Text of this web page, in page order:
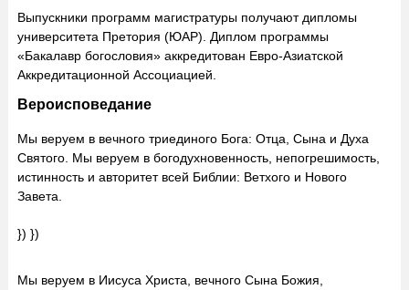
Выпускники программ магистратуры получают дипломы
университета Претория (ЮАР). Диплом программы
«Бакалавр богословия» аккредитован Евро-Азиатской
Аккредитационной Ассоциацией.
Вероисповедание
Мы веруем в вечного триединого Бога: Отца, Сына и Духа
Святого. Мы веруем в богодухновенность, непогрешимость,
истинность и авторитет всей Библии: Ветхого и Нового
Завета.
}) })
Мы веруем в Иисуса Христа, вечного Сына Божия,